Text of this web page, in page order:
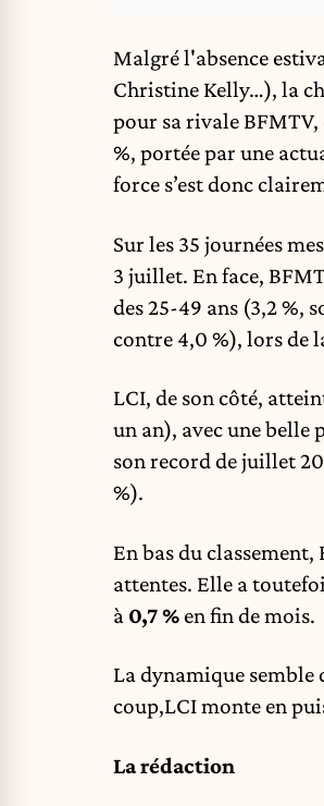
Malgré l'absence
Christine Kelly…), la
pour sa rivale
%, portée par une
force s’est donc
Sur les 35 journées
3 juillet. En face,
des 25-49 ans (3,2 %,
contre 4,0 %), lors de
LCI, de son côté,
un an), avec une belle
son record de juillet
%).
En bas du classement,
attentes. Elle a
à 0,7 %en fin de mois.
La dynamique semble
coup,LCI monte en
La rédaction